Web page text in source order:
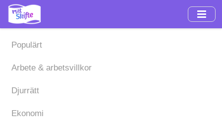
Hoppa
huvudinnehåll
Populärt
Arbete & arbetsvillkor
Djurrätt
Ekonomi